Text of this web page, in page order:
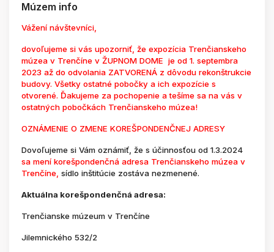
Múzem info
Vážení návštevníci,
dovoľujeme si vás upozorniť, že expozícia Trenčianskeho
múzea v Trenčíne v ŽUPNOM DOME je od 1. septembra
2023 až do odvolania ZATVORENÁ z dôvodu rekonštrukcie
budovy. Všetky ostatné pobočky a ich expozície s
otvorené. Ďakujeme za pochopenie a tešíme sa na vás v
ostatných pobočkách Trenčianskeho múzea!
OZNÁMENIE O ZMENE KOREŠPONDENČNEJ ADRESY
Dovoľujeme si Vám oznámiť, že s účinnosťou od 1.3.2024
sa mení korešpondenčná adresa Trenčianskeho múzea v
Trenčíne, sídlo inštitúcie zostáva nezmenené.
Aktuálna korešpondenčná adresa:
Trenčianske múzeum v Trenčíne
Jilemnického 532/2